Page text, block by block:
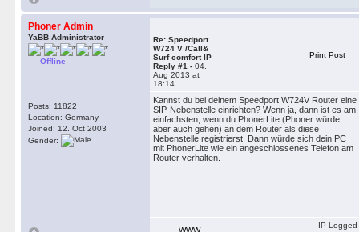
Phoner Admin
YaBB Administrator
Offline
Posts: 11822
Location: Germany
Joined: 12. Oct 2003
Gender:
Re: Speedport
W724 V /Call&
Surf comfort IP
Reply #1 - 04.
Aug 2013 at
18:14
Print Post
Kannst du bei deinem Speedport W724V Router eine
SIP-Nebenstelle einrichten? Wenn ja, dann ist es am
einfachsten, wenn du PhonerLite (Phoner würde
aber auch gehen) an dem Router als diese
Nebenstelle registrierst. Dann würde sich dein PC
mit PhonerLite wie ein angeschlossenes Telefon am
Router verhalten.
WWW
IP Logged